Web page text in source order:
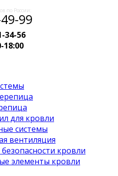
по России:
99
34-56
18:00
для кровли
системы
вентиляция
кровли
элементы кровли